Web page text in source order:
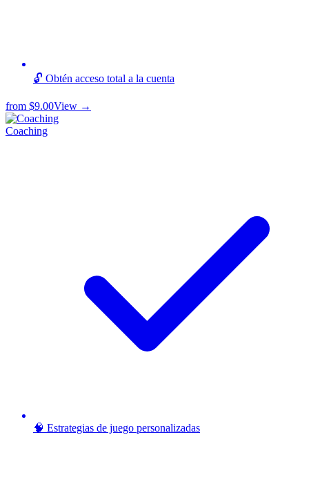
🔓 Obtén acceso total a la cuenta
from $9.00View →
Coaching
🧠 Estrategias de juego personalizadas